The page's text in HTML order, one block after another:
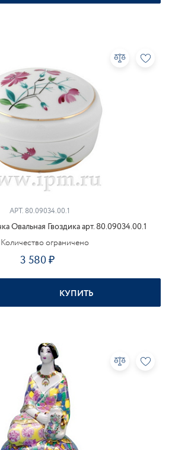
АРТ.80.09034.00.1
Овальная Гвоздика арт. 80.09034.00.1
Количество ограничено
3 580
КУПИТЬ